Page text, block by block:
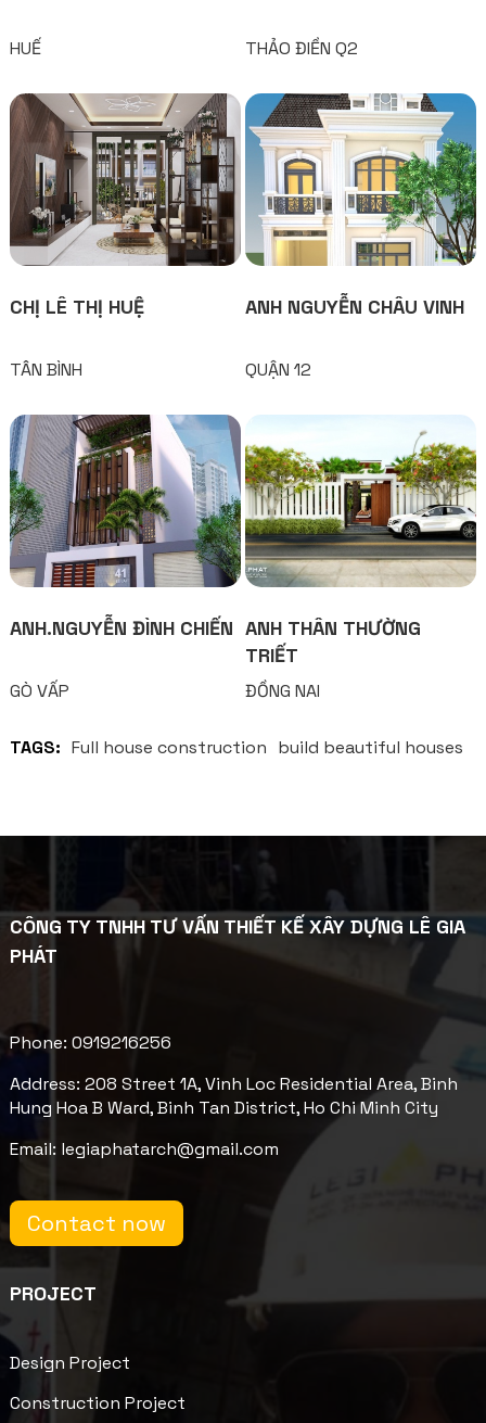
HUẾ THẢO ĐIỀN Q2
CHỊ LÊ THỊ HUỆ
TÂN BÌNH
ANH NGUYỄN CHÂU VINH
QUẬN 12
ANH.NGUYỄN ĐÌNH CHIẾN
GÒ VẤP
ANH THÂN THƯỜNG
TRIẾT
ĐỒNG NAI
TAGS: Full house construction build beautiful houses
CÔNG TY TNHH TƯ VẤN THIẾT KẾ XÂY DỰNG LÊ GIA
PHÁT
Phone: 0919216256
Address: 208 Street 1A, Vinh Loc Residential Area, Binh
Hung Hoa B Ward, Binh Tan District, Ho Chi Minh City
Email: legiaphatarch@gmail.com
Contact now
PROJECT
Design Project
Construction Project